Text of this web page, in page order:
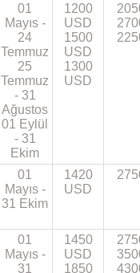
01
Mayıs -
24
Temmuz
25
Temmuz
- 31
Ağustos
01 Eylül
- 31
Ekim
1200
USD
1500
USD
1300
USD
01
Mayıs -
31 Ekim
1420
USD
01
Mayıs -
31
1450
USD
1850